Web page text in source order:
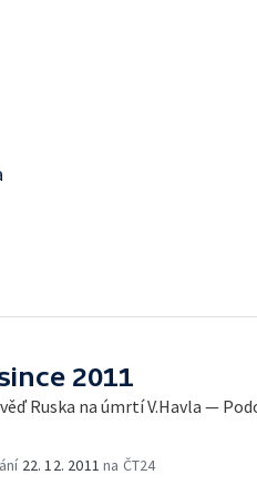
2011
Ruska na úmrtí V.Havla —
22. 12. 2011 na ČT24